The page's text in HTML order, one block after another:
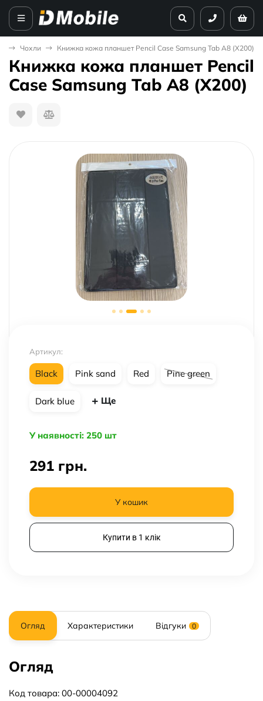
Чохли Книжка кожа планшет Pencil Case Samsung Tab A8 (X200)
Книжка кожа планшет Pencil
Case Samsung Tab A8 (X200)
Артикул:
Black Pink sand Red Pine green
Dark blue Ще
У наявності: 250 шт
291 грн.
У кошик
Купити в 1 клік
Огляд Характеристики Відгуки 0
Огляд
Код товара: 00-00004092